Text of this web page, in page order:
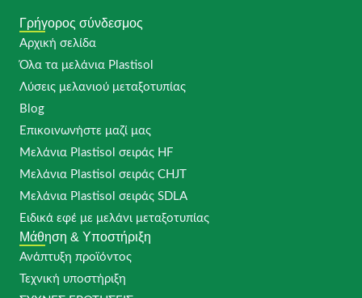
Γρήγορος σύνδεσμος
Αρχική σελίδα
Όλα τα μελάνια Plastisol
Λύσεις μελανιού μεταξοτυπίας
Blog
Επικοινωνήστε μαζί μας
Μελάνια Plastisol σειράς HF
Μελάνια Plastisol σειράς CHJT
Μελάνια Plastisol σειράς SDLA
Ειδικά εφέ με μελάνι μεταξοτυπίας
Μάθηση & Υποστήριξη
Ανάπτυξη προϊόντος
Τεχνική υποστήριξη